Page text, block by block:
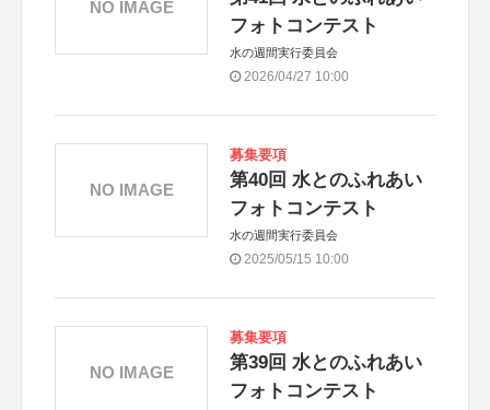
フォトコンテスト
水の週間実行委員会
2026/04/27 10:00
NO IMAGE
募集要項
第40回 水とのふれあい
フォトコンテスト
水の週間実行委員会
2025/05/15 10:00
NO IMAGE
募集要項
第39回 水とのふれあい
フォトコンテスト
NO IMAGE